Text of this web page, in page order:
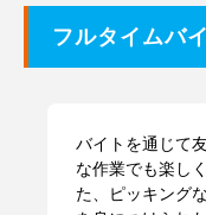
フルタイムバイト
ますが、その他の職種
接になることも想定さ
服装や身だしなみで臨
フルタイムバ
バイトを通じて
な作業でも楽し
た、ピッキング